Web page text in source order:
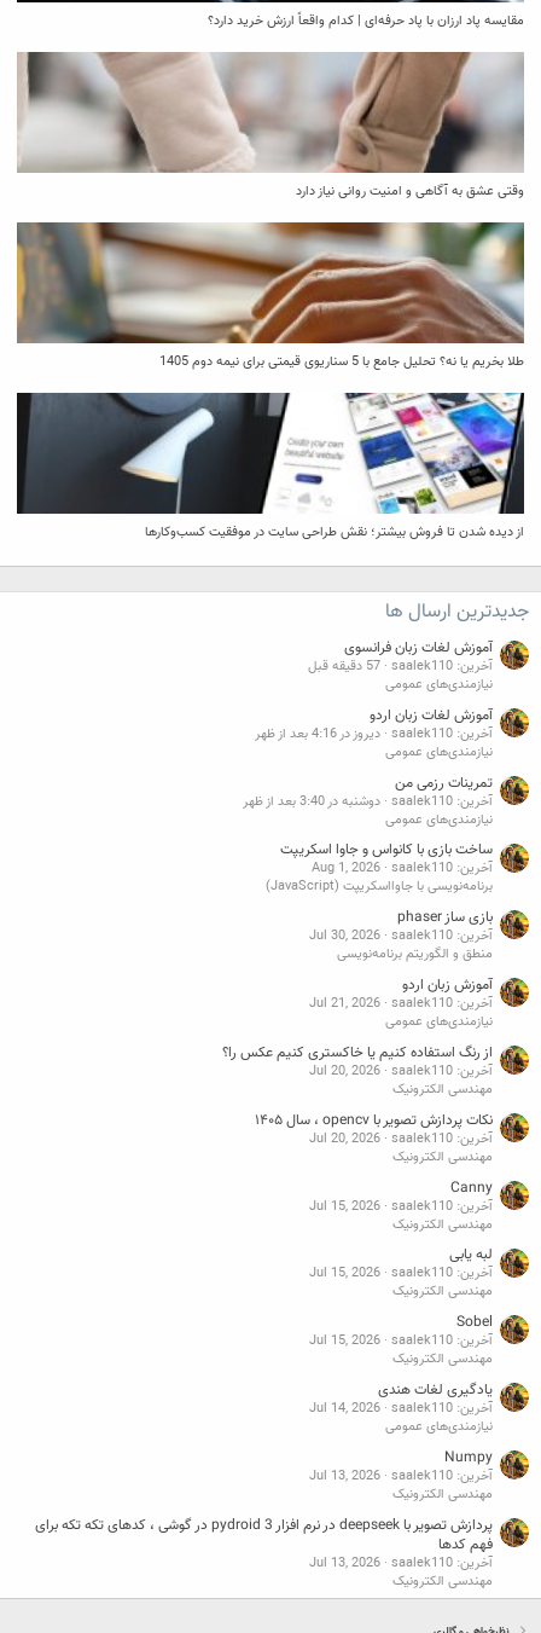
مقایسه پاد ارزان با پاد حرفه‌ای | کدام واقعاً ارزش خرید دارد؟
وقتی عشق به آگاهی و امنیت روانی نیاز دارد
طلا بخریم یا نه؟ تحلیل جامع با 5 سناریوی قیمتی برای نیمه دوم 1405
از دیده شدن تا فروش بیشتر؛ نقش طراحی سایت در موفقیت کسب‌وکارها
جدیدترین ارسال ها
آموزش لغات زبان فرانسوی
آخرین: saalek110
57 دقیقه قبل
نیازمندی‌های عمومی
آموزش لغات زبان اردو
آخرین: saalek110
دیروز در 4:16 بعد از ظهر
نیازمندی‌های عمومی
تمرینات رزمی من
آخرین: saalek110
دوشنبه در 3:40 بعد از ظهر
نیازمندی‌های عمومی
ساخت بازی با کانواس و جاوا اسکریپت
آخرین: saalek110
Aug 1, 2026
برنامه‌نویسی با جاوااسکریپت (JavaScript)
بازی ساز phaser
آخرین: saalek110
Jul 30, 2026
منطق و الگوریتم برنامه‌نویسی
آموزش زبان اردو
آخرین: saalek110
Jul 21, 2026
نیازمندی‌های عمومی
از رنگ استفاده کنیم یا خاکستری کنیم عکس را؟
آخرین: saalek110
Jul 20, 2026
مهندسی الکترونیک
نکات پردازش تصویر با opencv ، سال ۱۴۰۵
آخرین: saalek110
Jul 20, 2026
مهندسی الکترونیک
Canny
آخرین: saalek110
Jul 15, 2026
مهندسی الکترونیک
لبه یابی
آخرین: saalek110
Jul 15, 2026
مهندسی الکترونیک
Sobel
آخرین: saalek110
Jul 15, 2026
مهندسی الکترونیک
یادگیری لغات هندی
آخرین: saalek110
Jul 14, 2026
نیازمندی‌های عمومی
Numpy
آخرین: saalek110
Jul 13, 2026
مهندسی الکترونیک
پردازش تصویر با deepseek در نرم افزار pydroid 3 در گوشی ، کدهای تکه تکه برای
فهم کدها
آخرین: saalek110
Jul 13, 2026
مهندسی الکترونیک